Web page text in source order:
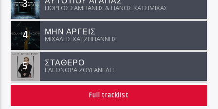
3 ΓΙΩΡΓΟΣ ΣΑΜΠΑΝΗΣ & ΠΑΝΟΣ ΚΑΤΣΙΜΙΧΑΣ
4 ΜΗΝ ΑΡΓΕΙΣ
ΜΙΧΑΛΗΣ ΧΑΤΖΗΓΙΑΝΝΗΣ
5 ΣΤΑΘΕΡΟ
ΕΛΕΩΝΟΡΑ ΖΟΥΓΑΝΕΛΗ
Full tracklist